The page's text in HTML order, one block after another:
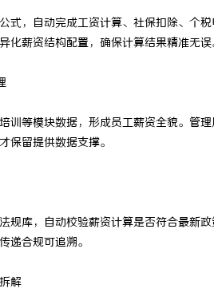
式，自动完成工资计算、社保扣除、个
化薪资结构配置，确保计算结果精准无误
训等模块数据，形成员工薪资全貌。管
保留提供数据支撑。
规库，自动校验薪资计算是否符合最新
递合规可追溯。
解